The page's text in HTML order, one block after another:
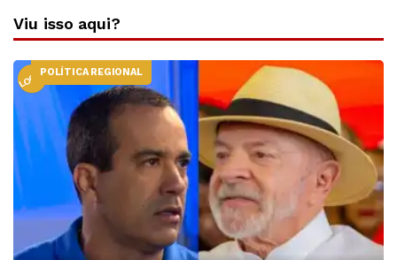
Viu isso aqui?
LOCALPOLÍTICA REGIONAL